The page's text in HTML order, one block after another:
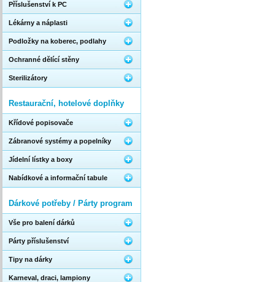
Příslušenství k PC
Lékárny a náplasti
Podložky na koberec, podlahy
Ochranné dělící stěny
Sterilizátory
Restaurační, hotelové doplňky
Křídové popisovače
Zábranové systémy a popelníky
Jídelní lístky a boxy
Nabídkové a informační tabule
Dárkové potřeby / Párty program
Vše pro balení dárků
Párty příslušenství
Tipy na dárky
Karneval, draci, lampiony